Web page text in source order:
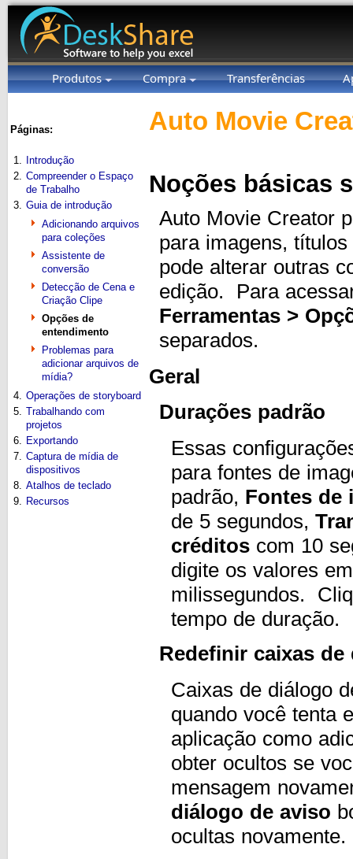
Produtos Compra Transferências
Páginas:
1.
Introdução
2. Compreender o Espaço
de Trabalho
3. Guia de introdução
Adicionando arquivos
para coleções
Assistente de
conversão
Detecção de Cena e
Criação Clipe
Opções de
entendimento
Problemas para
adicionar arquivos de
mídia?
4. Operações de storyboard
5. Trabalhando com
projetos
6. Exportando
7. Captura de mídia de
dispositivos
8. Atalhos de teclado
9. Recursos
Auto Movie
Noções básicas
Auto Movie Creator
para imagens,
pode alterar outras
edição. Para
Ferramentas >
separados.
Geral
Durações padrão
Essas
para fontes de
padrão, Fontes de
de 5 segundos,
créditos com 10
digite os valores
milissegundos.
tempo de duração.
Redefinir caixas
Caixas de diálogo
quando você tenta
aplicação como
obter ocultos se
mensagem
diálogo de aviso
ocultas novamente.